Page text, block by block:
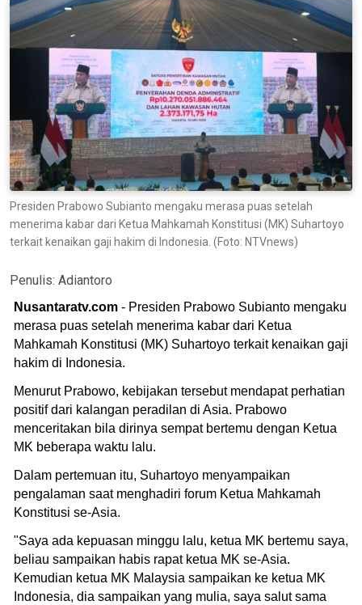
Presiden Prabowo Subianto mengaku merasa puas setelah
menerima kabar dari Ketua Mahkamah Konstitusi (MK) Suhartoyo
terkait kenaikan gaji hakim di Indonesia. (Foto: NTVnews)
Penulis: Adiantoro
Nusantaratv.com - Presiden Prabowo Subianto mengaku
merasa puas setelah menerima kabar dari Ketua
Mahkamah Konstitusi (MK) Suhartoyo terkait kenaikan gaji
hakim di Indonesia.
Menurut Prabowo, kebijakan tersebut mendapat perhatian
positif dari kalangan peradilan di Asia. Prabowo
menceritakan bila dirinya sempat bertemu dengan Ketua
MK beberapa waktu lalu.
Dalam pertemuan itu, Suhartoyo menyampaikan
pengalaman saat menghadiri forum Ketua Mahkamah
Konstitusi se-Asia.
"Saya ada kepuasan minggu lalu, ketua MK bertemu saya,
beliau sampaikan habis rapat ketua MK se-Asia.
Kemudian ketua MK Malaysia sampaikan ke ketua MK
Indonesia, dia sampaikan yang mulia, saya salut sama